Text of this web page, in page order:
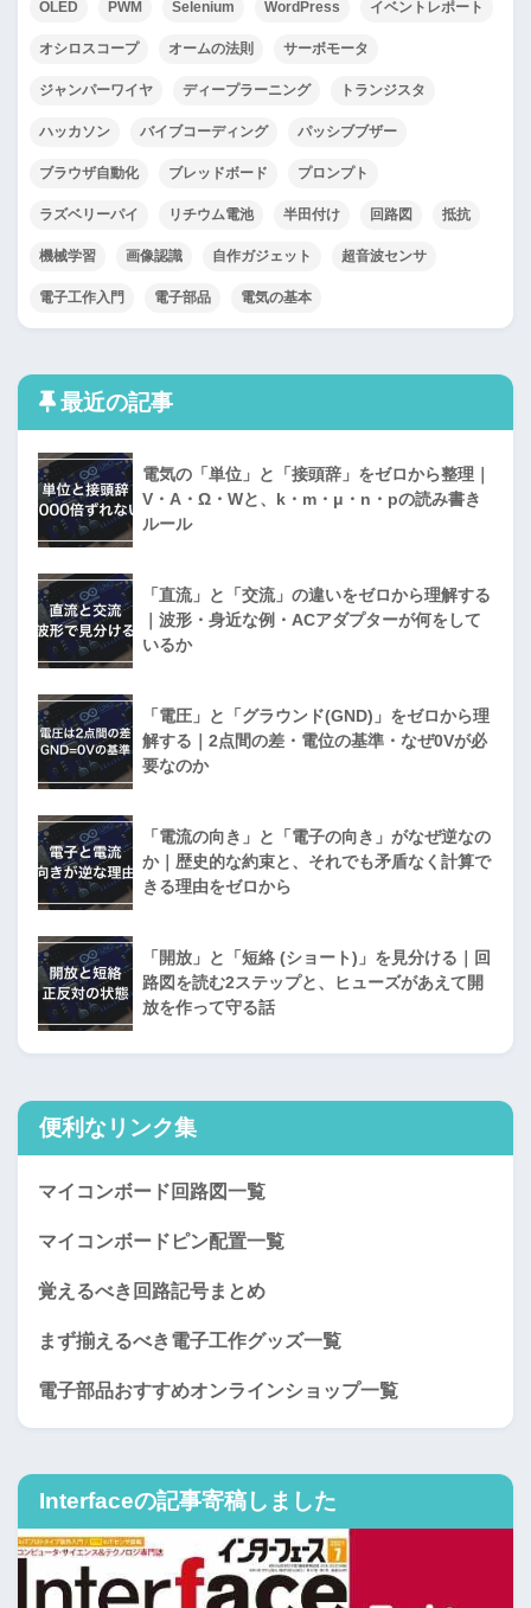
OLED PWM Selenium WordPress イベントレポート
オシロスコープ オームの法則 サーボモータ
ジャンパーワイヤ ディープラーニング トランジスタ
ハッカソン バイブコーディング パッシブブザー
ブラウザ自動化 ブレッドボード プロンプト
ラズベリーパイ リチウム電池 半田付け 回路図 抵抗
機械学習 画像認識 自作ガジェット 超音波センサ
電子工作入門 電子部品 電気の基本
最近の記事
電気の「単位」と「接頭辞」をゼロから整理｜
V・A・Ω・Wと、k・m・μ・n・pの読み書き
ルール
「直流」と「交流」の違いをゼロから理解する
｜波形・身近な例・ACアダプターが何をして
いるか
「電圧」と「グラウンド(GND)」をゼロから理
解する｜2点間の差・電位の基準・なぜ0Vが必
要なのか
「電流の向き」と「電子の向き」がなぜ逆なの
か｜歴史的な約束と、それでも矛盾なく計算で
きる理由をゼロから
「開放」と「短絡 (ショート)」を見分ける｜回
路図を読む2ステップと、ヒューズがあえて開
放を作って守る話
便利なリンク集
マイコンボード回路図一覧
マイコンボードピン配置一覧
覚えるべき回路記号まとめ
まず揃えるべき電子工作グッズ一覧
電子部品おすすめオンラインショップ一覧
Interfaceの記事寄稿しました